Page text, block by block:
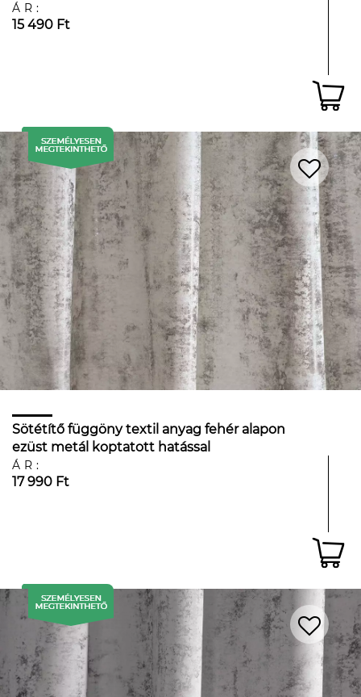
ÁR:
15 490 Ft
Sötétítő függöny textil anyag fehér alapon
ezüst metál koptatott hatással
ÁR:
17 990 Ft